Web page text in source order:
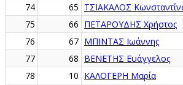
74
65 ΤΣΙΑΚΑΛΟΣ
75
66 ΠΕΤΑΡΟΥΔΗΣ Χρήστος
76
67 ΜΠΙΝΤΑΣ Ιωάννης
77
68 ΒΕΝΕΤΗΣ Ευάγγελος
78
10 ΚΑΛΟΓΕΡΗ Μαρία